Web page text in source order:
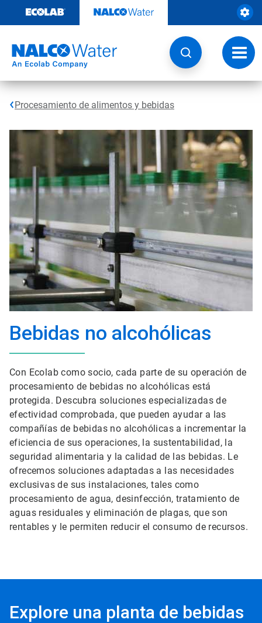
contenido
Botón
de
Procesamiento de alimentos y bebidas
Bebidas no alcohólicas
Con Ecolab como socio, cada parte de su operación de
procesamiento de bebidas no alcohólicas está
protegida. Descubra soluciones especializadas de
efectividad comprobada, que pueden ayudar a las
compañías de bebidas no alcohólicas a incrementar la
eficiencia de sus operaciones, la sustentabilidad, la
seguridad alimentaria y la calidad de las bebidas. Le
ofrecemos soluciones adaptadas a las necesidades
exclusivas de sus instalaciones, tales como
procesamiento de agua, desinfección, tratamiento de
aguas residuales y eliminación de plagas, que son
rentables y le permiten reducir el consumo de recursos.
Explore una planta de bebidas